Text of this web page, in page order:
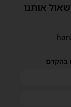
אותנו
בהקדם